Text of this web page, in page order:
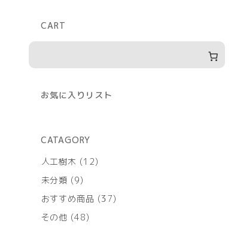
CART
お気に入りリスト
CATAGORY
人工樹木
1212
商
未分類 99
の
商
おすすめ商品 3737
その他 4848